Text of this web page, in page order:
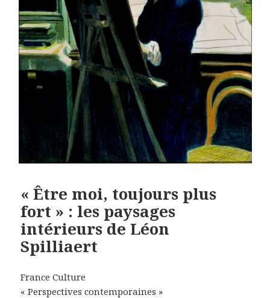
« Être moi, toujours plus
fort » : les paysages
intérieurs de Léon
Spilliaert
France Culture
« Perspectives contemporaines »